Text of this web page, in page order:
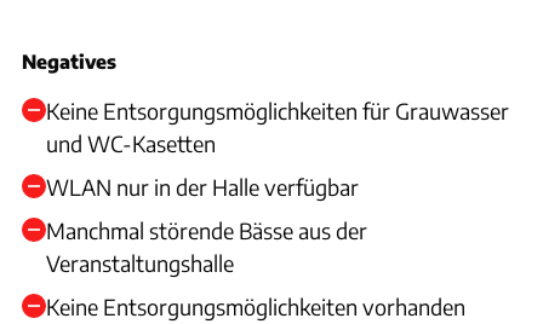
Negatives
Keine Entsorgungsmöglichkeiten für Grauwasser
und WC-Kasetten
WLAN nur in der Halle verfügbar
Manchmal störende Bässe aus der
Veranstaltungshalle
Keine Entsorgungsmöglichkeiten vorhanden